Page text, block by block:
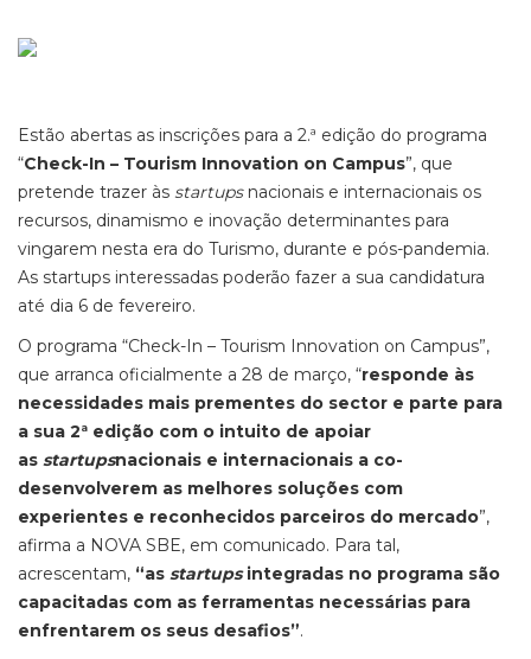
Estão abertas as inscrições para a 2.ª edição do programa
“Check-In – Tourism Innovation on Campus”, que
pretende trazer às startupsnacionais e internacionais os
recursos, dinamismo e inovação determinantes para
vingarem nesta era do Turismo, durante e pós-pandemia.
As startups interessadas poderão fazer a sua candidatura
até dia 6 de fevereiro.
O programa “Check-In – Tourism Innovation on Campus”,
que arranca oficialmente a 28 de março, “responde às
necessidades mais prementes do sector e parte para
a sua 2ª edição com o intuito de apoiar
as startupsnacionais e internacionais a co-
desenvolverem as melhores soluções com
experientes e reconhecidos parceiros do mercado”,
afirma a NOVA SBE, em comunicado. Para tal,
acrescentam, “as startupsintegradas no programa são
capacitadas com as ferramentas necessárias para
enfrentarem os seus desafios”.